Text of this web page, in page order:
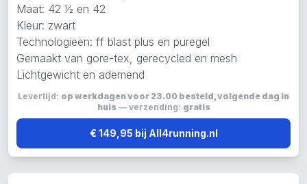
Maat: 42 ½ en 42
Kleur: zwart
Technologieën: ff blast plus en puregel
Gemaakt van gore-tex, gerecycled en mesh
Lichtgewicht en ademend
Levertijd: op werkdagen voor 23.00 besteld, volgende dag in
huis— verzending: gratis
€ 149,95 bij All4running.nl